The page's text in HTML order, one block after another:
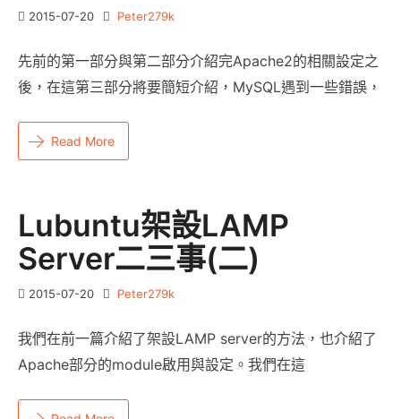
2015-07-20 Peter279k
先前的第一部分與第二部分介紹完Apache2的相關設定之
後，在這第三部分將要簡短介紹，MySQL遇到一些錯誤，
Read More
Lubuntu架設LAMP
Server二三事(二)
2015-07-20 Peter279k
我們在前一篇介紹了架設LAMP server的方法，也介紹了
Apache部分的module啟用與設定。我們在這